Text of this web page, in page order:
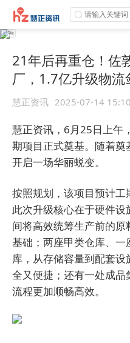
21年后再重仓！佐
厂，1.7亿升级物流
慧正资讯 2025-07-14
慧正资讯，6月25日上午
期项目正式奠基。随着
开启一场华丽蜕变。
按照规划，该项目预计工
此次升级核心在于硬件
间将高效统筹生产前的
基础；两座甲类仓库、
库，从存储容量到配套
全又便捷；还有一处成
流程更加顺畅高效。